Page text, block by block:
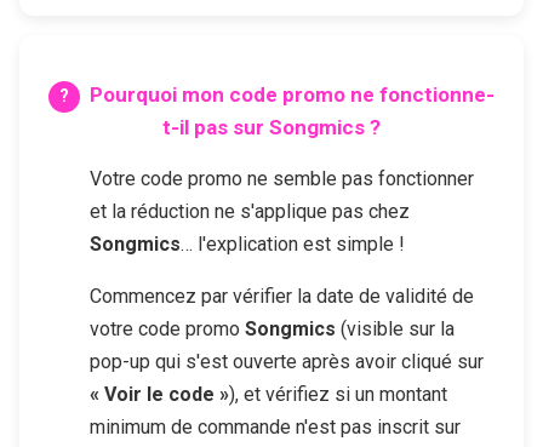
Pourquoi mon code promo ne fonctionne-
t-il pas sur Songmics ?
Votre code promo ne semble pas fonctionner
et la réduction ne s'applique pas chez
Songmics… l'explication est simple !
Commencez par vérifier la date de validité de
votre code promo Songmics (visible sur la
pop-up qui s'est ouverte après avoir cliqué sur
« Voir le code »), et vérifiez si un montant
minimum de commande n'est pas inscrit sur